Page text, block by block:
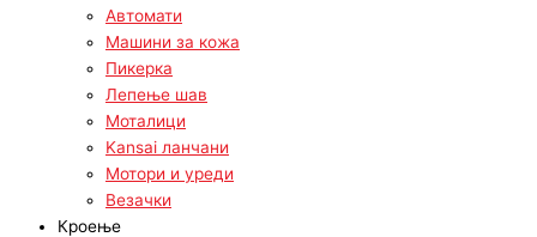
Автомати
Машини за кожа
Пикерка
Лепење шав
Моталици
Kansai ланчани
Мотори и уреди
Везачки
Кроење